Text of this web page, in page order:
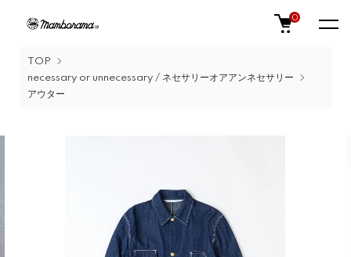
0
TOP
necessary or unnecessary / ネセサリーオアアンネセサリー
アウター